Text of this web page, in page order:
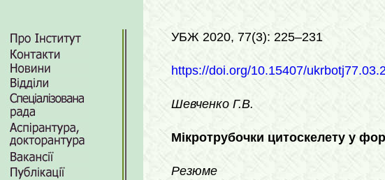
УБЖ 2020, 77(3): 225–231
https://doi.org/10.15407/
Шевченко Г.В.
Мікротрубочки цитоскелету у
Резюме